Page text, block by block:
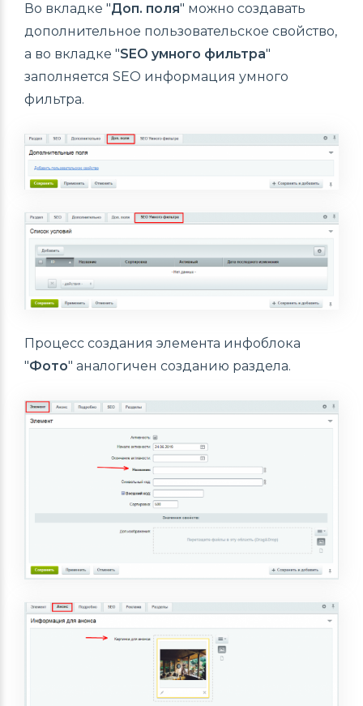
Во вкладке "Доп. поля" можно создавать
дополнительное пользовательское свойство,
а во вкладке "SEO умного фильтра"
заполняется SEO информация умного
фильтра.
Процесс создания элемента инфоблока
"Фото" аналогичен созданию раздела.